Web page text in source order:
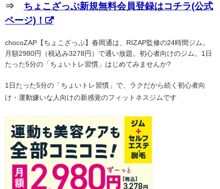
⇒ ちょこざっぷ新規無料会員登録はコチラ(公式
ページ)！
chocoZAP【ちょこざっぷ】春岡通は、RIZAP監修の24時間ジム。
月額2980円（税込み3278円）で通い放題。初心者向けのジム。1日
たった5分の「ちょいトレ習慣」はじめてみませんか?
1日たった5分の「ちょいトレ習慣」で、ラクだから続く初心者向
け・運動嫌いな人向けの新感覚のフィットネスジムです